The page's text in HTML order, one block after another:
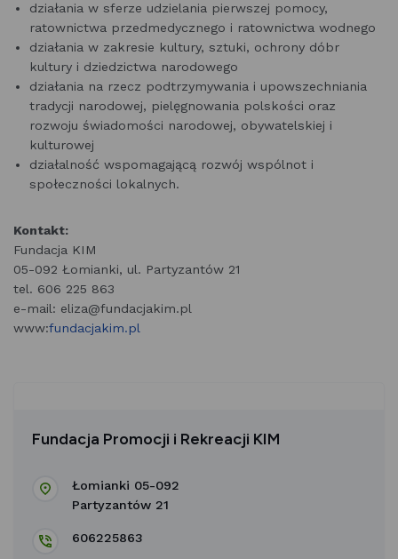
działania w sferze udzielania pierwszej pomocy,
ratownictwa przedmedycznego i ratownictwa wodnego
działania w zakresie kultury, sztuki, ochrony dóbr
kultury i dziedzictwa narodowego
działania na rzecz podtrzymywania i upowszechniania
tradycji narodowej, pielęgnowania polskości oraz
rozwoju świadomości narodowej, obywatelskiej i
kulturowej
działalność wspomagającą rozwój wspólnot i
społeczności lokalnych.
Kontakt:
Fundacja KIM
05-092 Łomianki, ul. Partyzantów 21
tel. 606 225 863
e-mail: eliza@fundacjakim.pl
www:fundacjakim.pl
Fundacja Promocji i Rekreacji KIM
Łomianki 05-092
Partyzantów 21
606225863